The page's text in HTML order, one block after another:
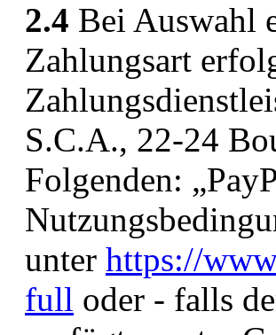
2.4 Bei Auswahl
Zahlungsart
S.C.A., 22-24
Folgenden:
unter https://
full oder - falls